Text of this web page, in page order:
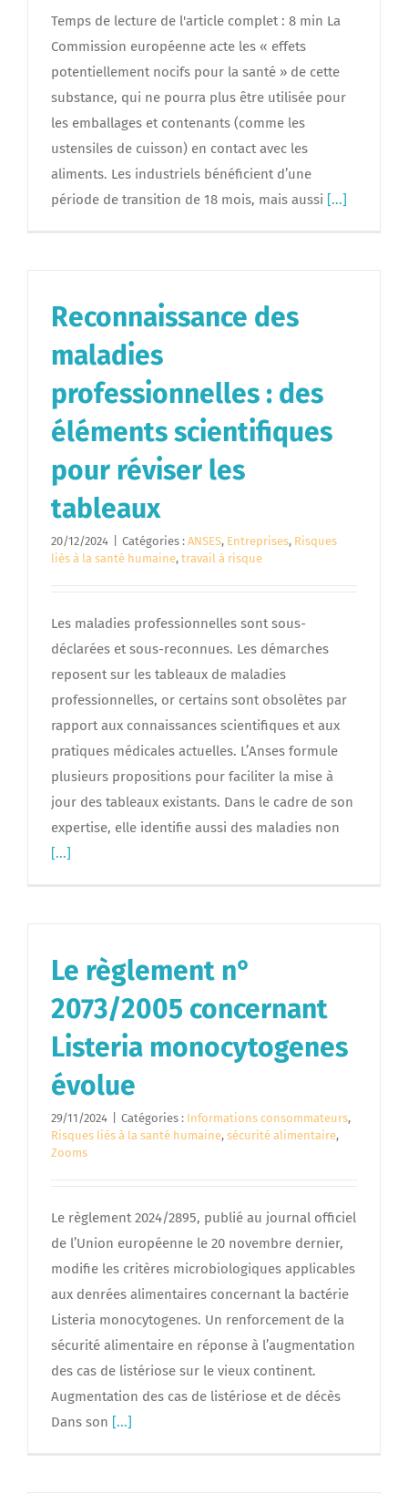
Temps de lecture de l'article complet : 8 min La
Commission européenne acte les « effets
potentiellement nocifs pour la santé » de cette
substance, qui ne pourra plus être utilisée pour
les emballages et contenants (comme les
ustensiles de cuisson) en contact avec les
aliments. Les industriels bénéficient d’une
période de transition de 18 mois, mais aussi [...]
Reconnaissance des
maladies
professionnelles : des
éléments scientifiques
pour réviser les
tableaux
20/12/2024 Catégories : ANSES, Entreprises, Risques
liés à la santé humaine, travail à risque
Les maladies professionnelles sont sous-
déclarées et sous-reconnues. Les démarches
reposent sur les tableaux de maladies
professionnelles, or certains sont obsolètes par
rapport aux connaissances scientifiques et aux
pratiques médicales actuelles. L’Anses formule
plusieurs propositions pour faciliter la mise à
jour des tableaux existants. Dans le cadre de son
expertise, elle identifie aussi des maladies non
[...]
Le règlement n°
2073/2005 concernant
Listeria monocytogenes
évolue
29/11/2024 Catégories : Informations consommateurs,
Risques liés à la santé humaine, sécurité alimentaire,
Zooms
Le règlement 2024/2895, publié au journal officiel
de l’Union européenne le 20 novembre dernier,
modifie les critères microbiologiques applicables
aux denrées alimentaires concernant la bactérie
Listeria monocytogenes. Un renforcement de la
sécurité alimentaire en réponse à l’augmentation
des cas de listériose sur le vieux continent.
Augmentation des cas de listériose et de décès
Dans son [...]